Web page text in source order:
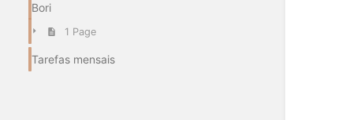
Bori
1 Page
Tarefas mensais